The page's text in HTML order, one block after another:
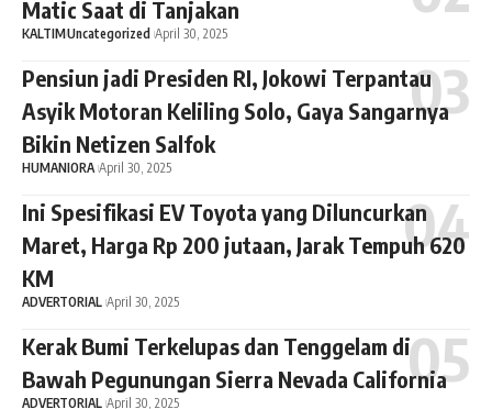
Matic Saat di Tanjakan
KALTIMUncategorized April 30, 2025
Pensiun jadi Presiden RI, Jokowi Terpantau
Asyik Motoran Keliling Solo, Gaya Sangarnya
Bikin Netizen Salfok
HUMANIORA April 30, 2025
Ini Spesifikasi EV Toyota yang Diluncurkan
Maret, Harga Rp 200 jutaan, Jarak Tempuh 620
KM
ADVERTORIAL April 30, 2025
Kerak Bumi Terkelupas dan Tenggelam di
Bawah Pegunungan Sierra Nevada California
ADVERTORIAL April 30, 2025